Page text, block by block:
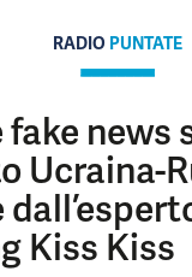
RADIO PUNTATE
fake news
Ucraina-
Kiss Kiss